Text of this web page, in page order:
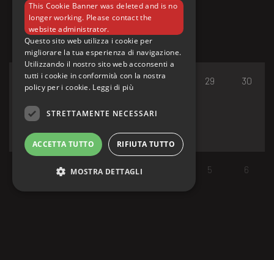
24 25 26 27 29 30
1 2 3 5 6
This Cookie Banner was deleted and is no
longer working. Please contact the
website administrator.
Questo sito web utilizza i cookie per
migliorare la tua esperienza di navigazione.
Utilizzando il nostro sito web acconsenti a
tutti i cookie in conformità con la nostra
policy per i cookie. Leggi di più
STRETTAMENTE NECESSARI
ACCETTA TUTTO RIFIUTA TUTTO
MOSTRA DETTAGLI